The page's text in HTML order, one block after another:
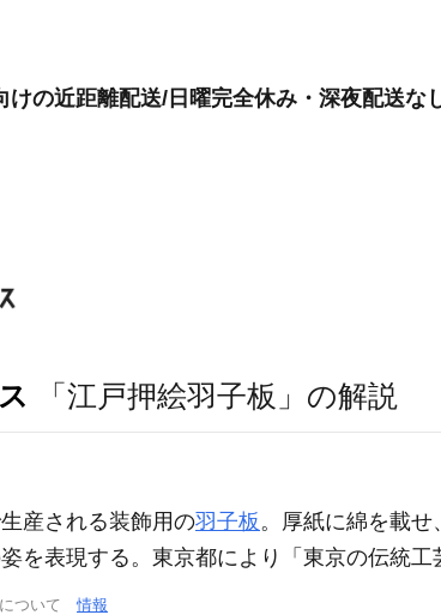
の近距離配送/日曜完全休み・深夜配送な
「江戸押絵羽子板」の解説
産される装飾用の羽子板 。厚紙に綿を載
を表現する。東京都により「東京の伝統工
について情報